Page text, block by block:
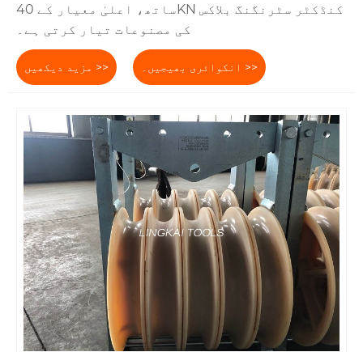
ساتھ، اعلیٰ معیار کے 40KN کنڈکٹر سٹرنگنگ بلاکس
کی مصنوعات تیار کرتی ہے۔
مزید دیکھیں >> انکوائری بھیجیں۔ >>